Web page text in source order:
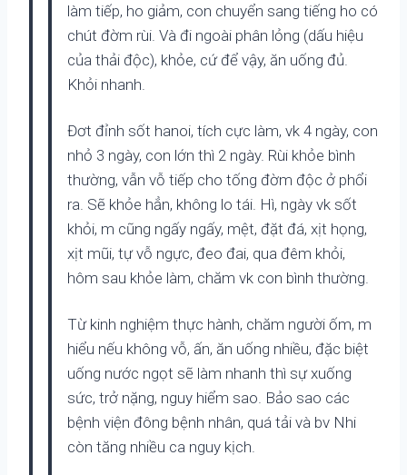
làm tiếp, ho giảm, con chuyển sang tiếng ho có
chút đờm rùi. Và đi ngoài phân lỏng (dấu hiệu
của thải độc), khỏe, cứ để vậy, ăn uống đủ.
Khỏi nhanh.
Đơt đỉnh sốt hanoi, tích cực làm, vk 4 ngày, con
nhỏ 3 ngày, con lớn thì 2 ngày. Rùi khỏe bình
thường, vẫn vỗ tiếp cho tống đờm độc ở phổi
ra. Sẽ khỏe hẳn, không lo tái. Hì, ngày vk sốt
khỏi, m cũng ngấy ngấy, mệt, đặt đá, xịt họng,
xịt mũi, tự vỗ ngực, đeo đai, qua đêm khỏi,
hôm sau khỏe làm, chăm vk con bình thường.
Từ kinh nghiệm thực hành, chăm người ốm, m
hiểu nếu không vỗ, ấn, ăn uống nhiều, đặc biệt
uống nước ngọt sẽ làm nhanh thì sự xuống
sức, trở nặng, nguy hiểm sao. Bảo sao các
bệnh viện đông bệnh nhân, quá tải và bv Nhi
còn tăng nhiều ca nguy kịch.